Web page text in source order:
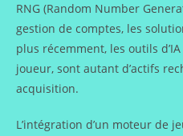
RNG (Random Number
gestion de comptes, les
plus récemment, les outils
joueur, sont autant d’actifs
acquisition.
L’intégration d’un moteur de